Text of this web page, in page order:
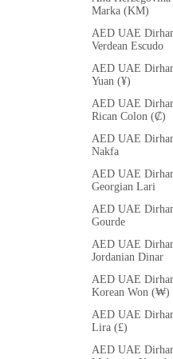
Marka (KM)
AED UAE
Verdean Escudo
AED UAE
Yuan (¥)
AED UAE
Rican Colon (₡)
AED UAE
Nakfa
AED UAE
Georgian Lari
AED UAE
Gourde
AED UAE
Jordanian Dinar
AED UAE
Korean Won (₩)
AED UAE
Lira (£)
AED UAE